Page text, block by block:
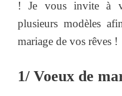
! Je vous invite à
plusieurs modèles
mariage de vos rêves !
1/ Voeux de